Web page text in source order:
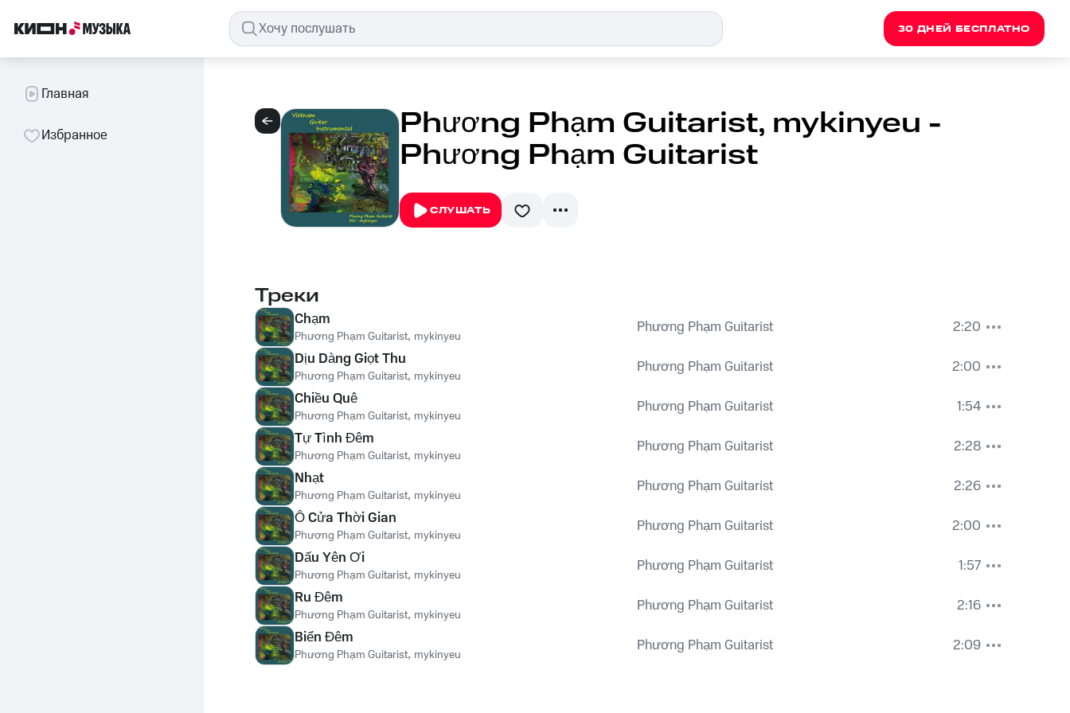
30 ДНЕЙ БЕСПЛАТНО
Главная
Избранное Phương Phạm Guitarist, mykinyeu -
Phương Phạm Guitarist
СЛУШАТЬ
Треки
Chạm
Phương Phạm Guitarist, mykinyeu Phương Phạm Guitarist
2:20
Dịu Dàng Giọt Thu
Phương Phạm Guitarist, mykinyeu Phương Phạm Guitarist
2:00
Chiều Quê
Phương Phạm Guitarist, mykinyeu Phương Phạm Guitarist
1:54
Tự Tình Đêm
Phương Phạm Guitarist, mykinyeu Phương Phạm Guitarist
2:28
Nhạt
Phương Phạm Guitarist, mykinyeu Phương Phạm Guitarist
2:26
Ô Cửa Thời Gian
Phương Phạm Guitarist, mykinyeu Phương Phạm Guitarist
2:00
Dấu Yên Ơi
Phương Phạm Guitarist, mykinyeu Phương Phạm Guitarist
1:57
Ru Đêm
Phương Phạm Guitarist, mykinyeu Phương Phạm Guitarist
2:16
Biển Đêm
Phương Phạm Guitarist, mykinyeu Phương Phạm Guitarist 2:09